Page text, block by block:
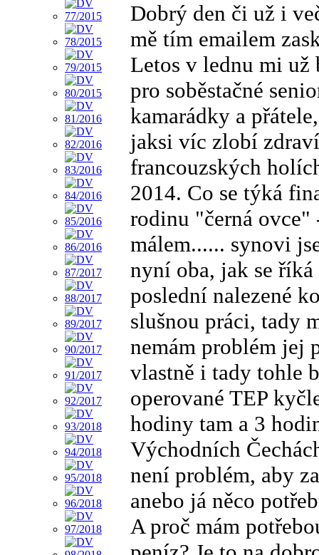
Dobrý den či už i
mě tím emailem
Letos v lednu mi
pro soběstačné
kamarádky a
jaksi víc zlobí
francouzských
2014. Co se týká
rodinu "černá ovce"
málem...... synovi
nyní oba, jak se
poslední nalezené
slušnou práci, tady
nemám problém jej
vlastně i tady tohle
operované TEP
hodiny tam a 3
Východních
není problém, aby
anebo já něco
A proč mám